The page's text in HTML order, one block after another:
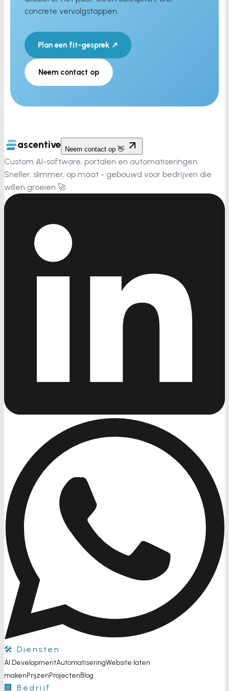
concrete vervolgstappen.
Plan een fit-gesprek ↗
Neem contact op
ascentive Neem contact op 👋
Custom AI-software, portalen en automatiseringen.
Sneller, slimmer, op maat - gebouwd voor bedrijven die
willen groeien 🚀
🛠️ Diensten
AI DevelopmentAutomatiseringWebsite laten
makenPrijzenProjectenBlog
🏢 Bedrijf